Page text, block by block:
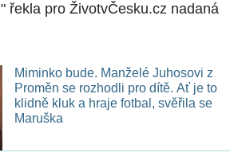
řekla pro ŽivotvČesku.cz nadaná
Miminko bude. Manželé Juhosovi z
Proměn se rozhodli pro dítě. Ať je to
klidně kluk a hraje fotbal, svěřila se
Maruška